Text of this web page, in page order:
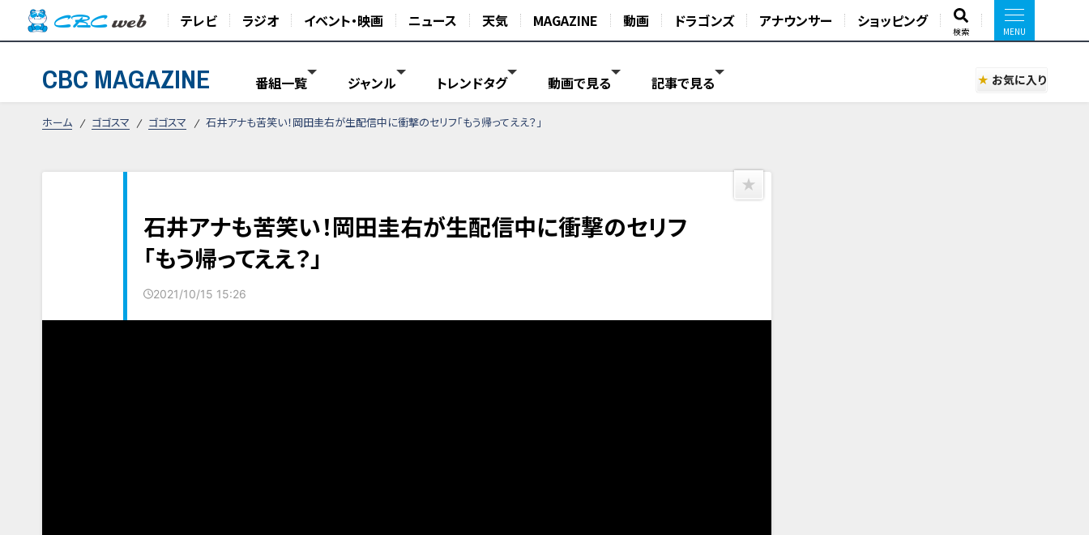
テレビ ラジオ イベント・映画 ニュース 天気 MAGAZINE 動画 ドラゴンズ アナウンサー ショッピング
検索
CBC MAGAZINE 番組一覧 ジャンル トレンドタグ 動画で見る 記事で見る お気に入り
ホーム ゴゴスマ ゴゴスマ 石井アナも苦笑い！岡田圭右が生配信中に衝撃のセリフ「もう帰ってええ？」
石井アナも苦笑い！岡田圭右が生配信中に衝撃のセリフ
「もう帰ってええ？」
2021/10/15 15:26